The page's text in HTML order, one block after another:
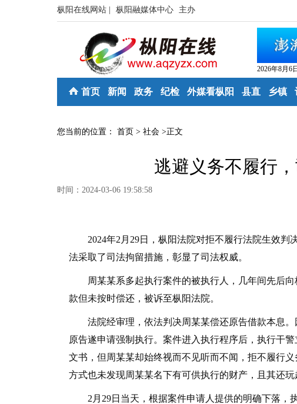
枞阳在线网站 | 枞阳融媒体中心 主办
2026年8月6
首页 新闻 政务 纪检 外媒看枞阳 县直 乡镇
您当前的位置： 首页 > 社会 >正文
逃避义务不履行
时间：2024-03-06 19:58:58
2024年2月29日，枞阳法院对拒不履行法院生效判
法采取了司法拘留措施，彰显了司法权威。
周某某系多起执行案件的被执行人，几年间先后向
款但未按时偿还，被诉至枞阳法院。
法院经审理，依法判决周某某偿还原告借款本息。
原告遂申请强制执行。案件进入执行程序后，执行干
文书，但周某某却始终视而不见听而不闻，拒不履行
方式也未发现周某某名下有可供执行的财产，且其还
2月29日当天，根据案件申请人提供的明确下落，